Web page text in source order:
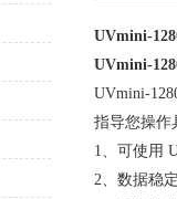
UVmini-
UVmini-
UVmini-
指导您操作
1、可使用
2、数据稳